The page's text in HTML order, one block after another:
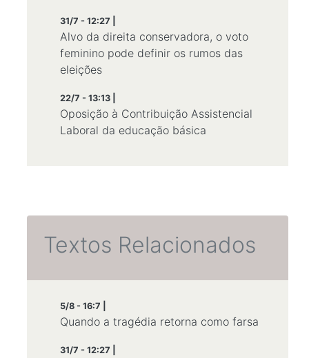
31/7 - 12:27 |
Alvo da direita conservadora, o voto
feminino pode definir os rumos das
eleições
22/7 - 13:13 |
Oposição à Contribuição Assistencial
Laboral da educação básica
Textos Relacionados
5/8 - 16:7 |
Quando a tragédia retorna como farsa
31/7 - 12:27 |